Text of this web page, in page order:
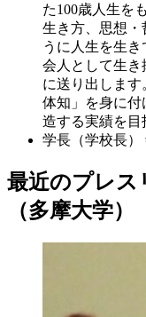
た100歳人生を
生き方、思想・
うに人生を生
会人として生き
に送り出しま
体知」を身に付
造する実績を目
学長（学校長）
最近のプレス
（多摩大学）